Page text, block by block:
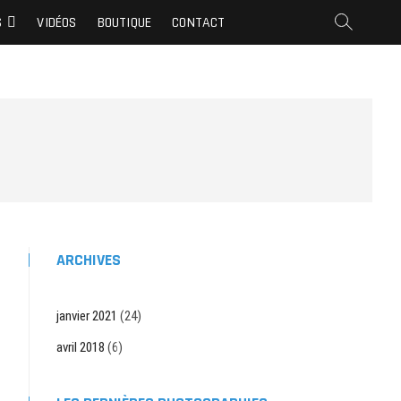
VIDÉOS BOUTIQUE CONTACT
ARCHIVES
janvier 2021 (24)
avril 2018 (6)